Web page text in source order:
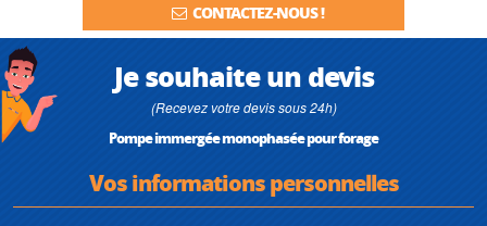
CONTACTEZ-NOUS !
Je souhaite un devis
(Recevez votre devis sous 24h)
Pompe immergée monophasée pour forage
Vos informations personnelles